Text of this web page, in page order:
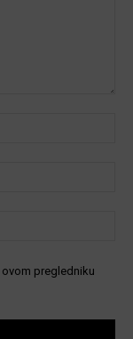
pregledniku